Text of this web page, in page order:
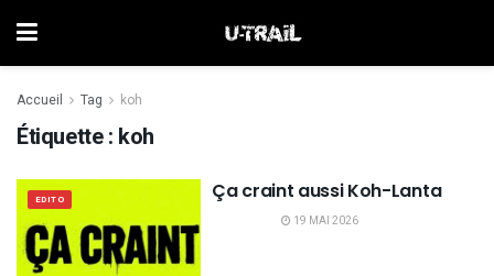
Accueil Tag koh
Étiquette : koh
EDITO Ça craint aussi Koh-Lanta
19 MAI 2026